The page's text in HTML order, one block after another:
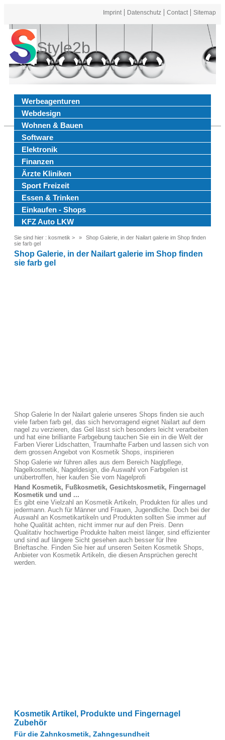
Imprint Datenschutz Contact Sitemap
Style2b
Werbeagenturen
Webdesign
Wohnen & Bauen
Software
Elektronik
Finanzen
Ärzte Kliniken
Sport Freizeit
Essen & Trinken
Einkaufen - Shops
KFZ Auto LKW
Sie sind hier : kosmetik >
Shop Galerie, in der Nailart galerie im Shop finden
sie farb gel
Shop Galerie, in der Nailart galerie im Shop finden
sie farb gel
Shop Galerie In der Nailart galerie unseres Shops finden sie auch
viele farben farb gel, das sich hervorragend eignet Nailart auf dem
nagel zu verzieren, das Gel lässt sich besonders leicht verarbeiten
und hat eine brilliante Farbgebung tauchen Sie ein in die Welt der
Farben Vierer Lidschatten, Traumhafte Farben und lassen sich von
dem grossen Angebot von Kosmetik Shops, inspirieren
Shop Galerie wir führen alles aus dem Bereich Naglpflege,
Nagelkosmetik, Nageldesign, die Auswahl von Farbgelen ist
unübertroffen, hier kaufen Sie vom Nagelprofi
Hand Kosmetik, Fußkosmetik, Gesichtskosmetik, Fingernagel
Kosmetik und und ...
Es gibt eine Vielzahl an Kosmetik Artikeln, Produkten für alles und
jedermann. Auch für Männer und Frauen, Jugendliche. Doch bei der
Auswahl an Kosmetikartikeln und Produkten sollten Sie immer auf
hohe Qualität achten, nicht immer nur auf den Preis. Denn
Qualitativ hochwertige Produkte halten meist länger, sind effizienter
und sind auf längere Sicht gesehen auch besser für Ihre
Brieftasche. Finden Sie hier auf unseren Seiten Kosmetik Shops,
Anbieter von Kosmetik Artikeln, die diesen Ansprüchen gerecht
werden.
Kosmetik Artikel, Produkte und Fingernagel
Zubehör
Für die Zahnkosmetik, Zahngesundheit